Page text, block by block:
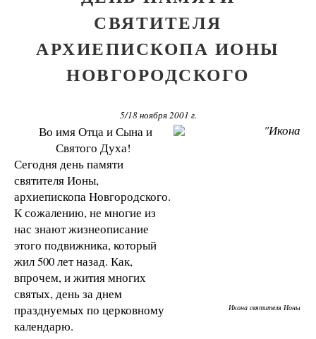
СВЯТИТЕЛЯ
АРХИЕПИСКОПА ИОНЫ
НОВГОРОДСКОГО
5/18 ноября 2001 г.
Икона святителя Ионы
Во имя Отца и Сына и
Святого Духа!
Сегодня день памяти
святителя Ионы,
архиепископа Новгородского.
К сожалению, не многие из
нас знают жизнеописание
этого подвижника, который
жил 500 лет назад. Как,
впрочем, и жития многих
святых, день за днем
празднуемых по церковному
календарю.